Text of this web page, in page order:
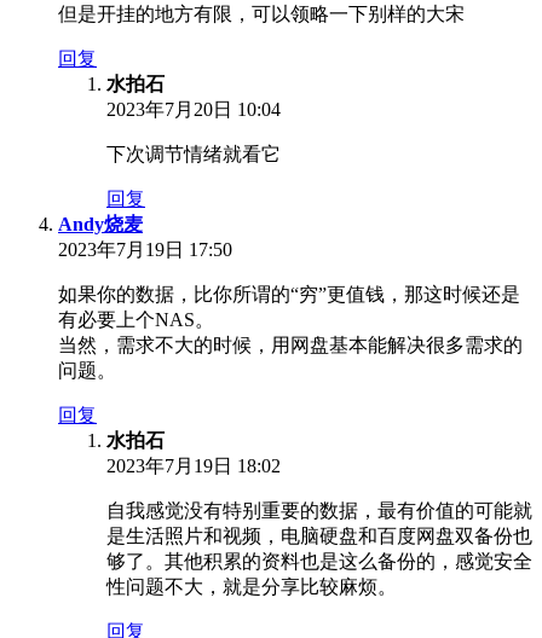
但是开挂的地方有限，可以领略一下别样的大宋
回复
水拍石
2023年7月20日 10:04
下次调节情绪就看它
回复
Andy烧麦
2023年7月19日 17:50
如果你的数据，比你所谓的“穷”更值钱，那这时候还是
有必要上个NAS。
当然，需求不大的时候，用网盘基本能解决很多需求的
问题。
回复
水拍石
2023年7月19日 18:02
自我感觉没有特别重要的数据，最有价值的可能就
是生活照片和视频，电脑硬盘和百度网盘双备份也
够了。其他积累的资料也是这么备份的，感觉安全
性问题不大，就是分享比较麻烦。
回复